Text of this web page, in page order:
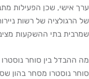
ערך אישי, שכן הפעילות
של הרגולציה של רשות
שמרבית בתי ההשקעות
מה ההבדל בין סוחר
סוחר נוסטרו מסחר בהון